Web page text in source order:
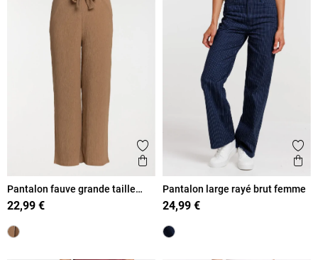
Ajouter aux favoris
Aperçu rapide
Pantalon fauve grande taille
femme
22,99 €
Pantalon large rayé brut femme
24,99 €